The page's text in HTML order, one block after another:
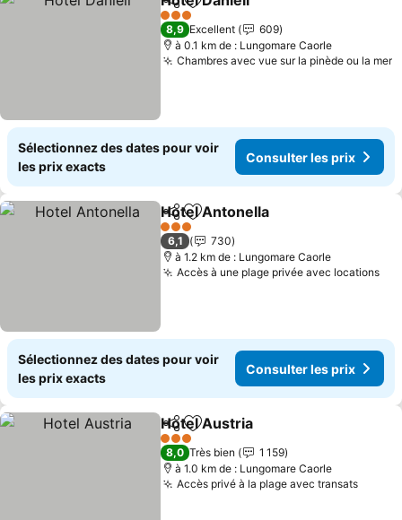
PartagerAjouter à mes favoris
3 Étoiles
8,9 Excellent
609
à 0.1 km de : Lungomare Caorle
Chambres avec vue sur la pinède ou la mer
Sélectionnez des dates pour voir
les prix exacts
Consulter les prix
PartagerAjouter à mes favoris
Hotel Antonella
3 Étoiles
6,1
730
à 1.2 km de : Lungomare Caorle
Accès à une plage privée avec locations
Sélectionnez des dates pour voir
les prix exacts
Consulter les prix
PartagerAjouter à mes favoris
Hotel Austria
3 Étoiles
8,0 Très bien
1 159
à 1.0 km de : Lungomare Caorle
Accès privé à la plage avec transats